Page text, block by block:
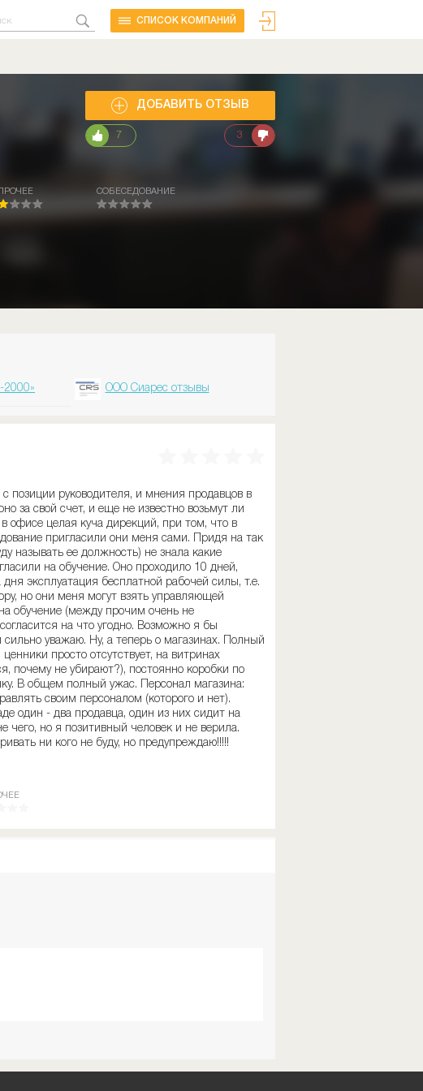
CПИСОК КОМПАНИЙ
ДОБАВИТЬ ОТЗЫВ
7 3
ПРОЧЕЕ СОБЕСЕДОВАНИЕ
ООО Сиарес отзывы
позиции руководителя, и мнения продавцов в
за свой счет, и еще не известно возьмут ли
офисе целая куча дирекций, при том, что в
пригласили они меня сами. Придя на так
называть ее должность) не знала какие
на обучение. Оно проходило 10 дней,
эксплуатация бесплатной рабочей силы, т.е.
но они меня могут взять управляющей
обучение (между прочим очень не
на что угодно. Возможно я бы
уважаю. Ну, а теперь о магазинах. Полный
просто отсутствует, на витринах
почему не убирают?), постоянно коробки по
В общем полный ужас. Персонал магазина:
своим персоналом (которого и нет).
один - два продавца, один из них сидит на
чего, но я позитивный человек и не верила.
ни кого не буду, но предупреждаю!!!!!